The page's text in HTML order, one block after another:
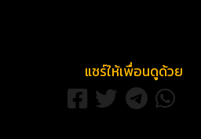
แชร์ให้เพื่อนดูด้วย